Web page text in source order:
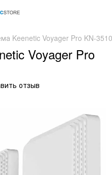
Keenetic Voyager Pro KN-
Voyager Pro
отзыв